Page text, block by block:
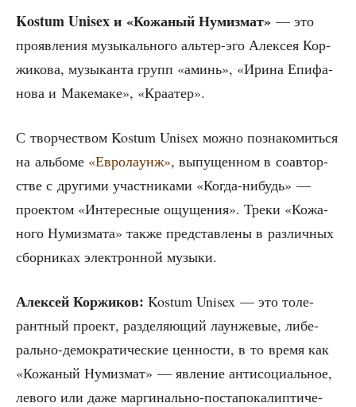
Kostum Unisex и «Кожа­ный Нумиз­мат» — это
про­яв­ле­ния музы­каль­но­го аль­тер-эго Алек­сея Кор­
жи­ко­ва, музы­кан­та групп «аминь», «Ири­на Епи­фа­
но­ва и Маке­ма­ке», «Кра­атер».
С твор­че­ством Kostum Unisex мож­но позна­ко­мить­ся
на аль­бо­ме «Евро­ла­у­нж», выпу­щен­ном в соав­тор­
стве с дру­ги­ми участ­ни­ка­ми «Когда-нибудь» —
про­ек­том «Инте­рес­ные ощу­ще­ния». Тре­ки «Кожа­
но­го Нумиз­ма­та» так­же пред­став­ле­ны в раз­лич­ных
сбор­ни­ках элек­трон­ной музыки.
Алек­сей Кор­жи­ков: Kostum Unisex — это толе­
рант­ный про­ект, раз­де­ля­ю­щий лау­н­же­вые, либе­
раль­но-демо­кра­ти­че­ские цен­но­сти, в то вре­мя как
«Кожа­ный Нумиз­мат» — явле­ние анти­со­ци­аль­ное,
лево­го или даже мар­ги­наль­но-поста­по­ка­лип­ти­че­